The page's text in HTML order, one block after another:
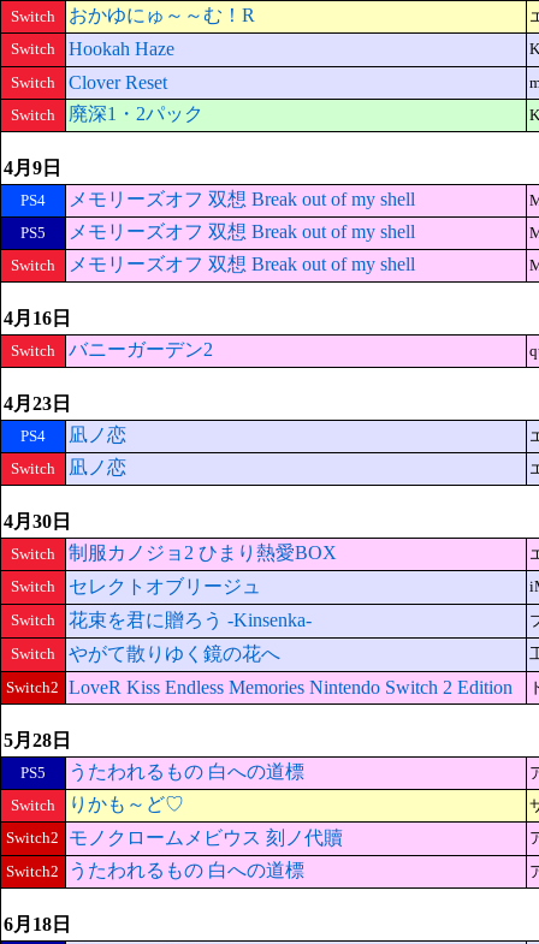
Switch
おかゆにゅ～～む！R
Switch
Hookah Haze
Switch
Clover Reset
Switch
廃深1・2パック
4月9日
PS4 メモリーズオフ 双想 Break out of my shell
PS5
メモリーズオフ 双想 Break out of my shell
Switch
メモリーズオフ 双想 Break out of my shell
4月16日
Switch バニーガーデン2
4月23日
PS4 凪ノ恋
Switch
凪ノ恋
4月30日
Switch 制服カノジョ2 ひまり熱愛BOX
Switch
セレクトオブリージュ
Switch
花束を君に贈ろう -Kinsenka-
Switch
やがて散りゆく鏡の花へ
Switch2 LoveR Kiss Endless Memories Nintendo Switch 2 Edition
5月28日
PS5 うたわれるもの 白への道標
Switch
りかも～ど♡
Switch2
モノクロームメビウス 刻ノ代贖
Switch2
うたわれるもの 白への道標
6月18日